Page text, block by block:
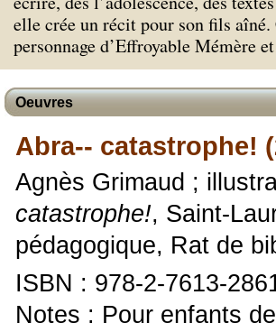
elle crée un récit pour son fils
personnage d’Effroyable Mémère
Oeuvres
Abra-- catastrophe!
Agnès Grimaud ;
catastrophe!, Saint-
pédagogique, Rat de
ISBN : 978-2-7613-
Notes : Pour enfants